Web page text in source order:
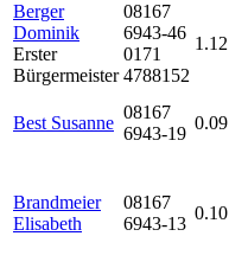
Berger
Dominik
Erster
Bürgermeister
08167
6943-46
0171
4788152
1.12
Best Susanne
08167
6943-19
0.09
Brandmeier
Elisabeth
08167
6943-13
0.10